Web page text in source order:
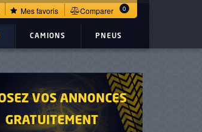
Mes favoris Comparer 0
CAMIONS PNEUS